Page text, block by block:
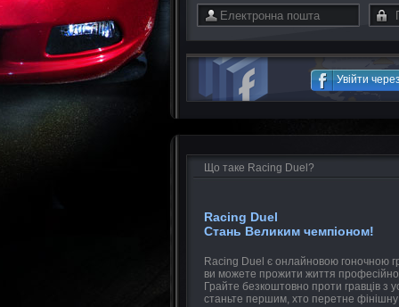
Увійти
Що таке Racing Duel?
Racing Duel
Стань Великим чемпіоном!
Racing Duel є онлайновою гоночною
ви можете прожити життя
Грайте безкоштовно проти гравців з
станьте першим, хто перетне фінішну